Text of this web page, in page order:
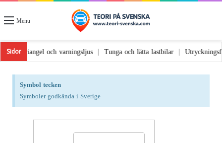
Menu
Sidor | Triangel och varningsljus | Tunga och lätta lastbilar |
Symbol tecken
Symboler godkända i Sverige